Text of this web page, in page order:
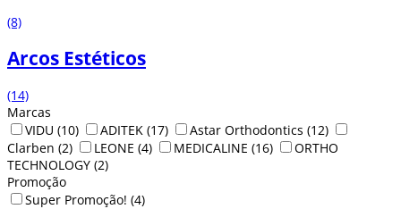
(8)
Arcos Estéticos
(14)
Marcas
VIDU (10) ADITEK (17) Astar Orthodontics (12)
Clarben (2) LEONE (4) MEDICALINE (16)
ORTHO
TECHNOLOGY (2)
Promoção
Super Promoção! (4)